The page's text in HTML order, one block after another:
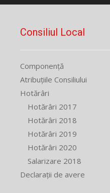
Consiliul Local
Componență
Atribuțiile Consiliului
Hotărâri
Hotărâri 2017
Hotărâri 2018
Hotărâri 2019
Hotărâri 2020
Salarizare 2018
Declarații de avere